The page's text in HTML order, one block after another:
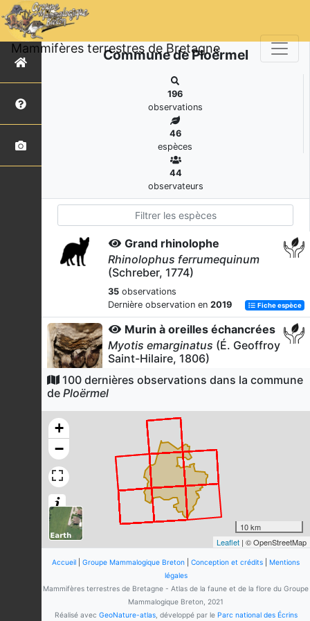
Mammifères terrestres de Bretagne
Commune de Ploërmel
196
observations
46
espèces
44
observateurs
Grand rhinolophe
Rhinolophus ferrumequinum
(Schreber, 1774)
35 observations
Dernière observation en 2019 Fiche espèce
Murin à oreilles échancrées
Myotis emarginatus (É. Geoffroy
Saint-Hilaire, 1806)
32observations
Dernière observation en
Renard roux
Vulpes vulpes
observations
Dernière observation en
2019
Hérisson d'Europe
Erinaceus europaeusLinnaeus,
1758
Dernière observation en2025 Fiche espèce
Blaireau européen
Meles meles(Linnaeus, 1758)
observations
100 dernières observations dans la commune
de Ploërmel
+
−
10 km
Leaflet | © OpenStreetMap
Accueil Groupe Mammalogique Breton Conception et crédits
Mentions
légales
Mammifères terrestres de Bretagne - Atlas de la faune et de la flore du Groupe
Mammalogique Breton, 2021
Réalisé avec GeoNature-atlas, développé par le Parc national des Écrins